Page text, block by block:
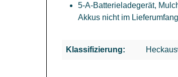
5-A-Batterieladegerät,
Akkus nicht im
Klassifizierung: